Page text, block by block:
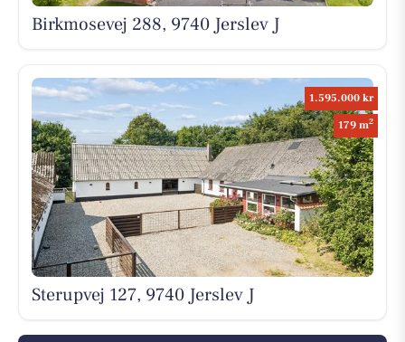
Birkmosevej 288, 9740 Jerslev J
1.595.000 kr
179 m2
Sterupvej 127, 9740 Jerslev J